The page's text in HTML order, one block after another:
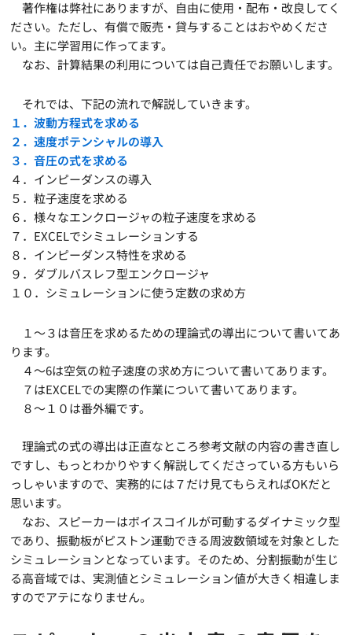
著作権は弊社にありますが、自由に使用・配布・改良してく
ださい。ただし、有償で販売・貸与することはおやめくださ
い。主に学習用に作ってます。
なお、計算結果の利用については自己責任でお願いします。
それでは、下記の流れで解説していきます。
１．波動方程式を求める
２．速度ポテンシャルの導入
３．音圧の式を求める
４．インピーダンスの導入
５．粒子速度を求める
６．様々なエンクロージャの粒子速度を求める
７．EXCELでシミュレーションする
８．インピーダンス特性を求める
９．ダブルバスレフ型エンクロージャ
１０．シミュレーションに使う定数の求め方
１～３は音圧を求めるための理論式の導出について書いてあ
ります。
４～6は空気の粒子速度の求め方について書いてあります。
７はEXCELでの実際の作業について書いてあります。
８～１０は番外編です。
理論式の式の導出は正直なところ参考文献の内容の書き直し
ですし、もっとわかりやすく解説してくださっている方もいら
っしゃいますので、実務的には７だけ見てもらえればOKだと
思います。
なお、スピーカーはボイスコイルが可動するダイナミック型
であり、振動板がピストン運動できる周波数領域を対象とした
シミュレーションとなっています。そのため、分割振動が生じ
る高音域では、実測値とシミュレーション値が大きく相違しま
すのでアテになりません。